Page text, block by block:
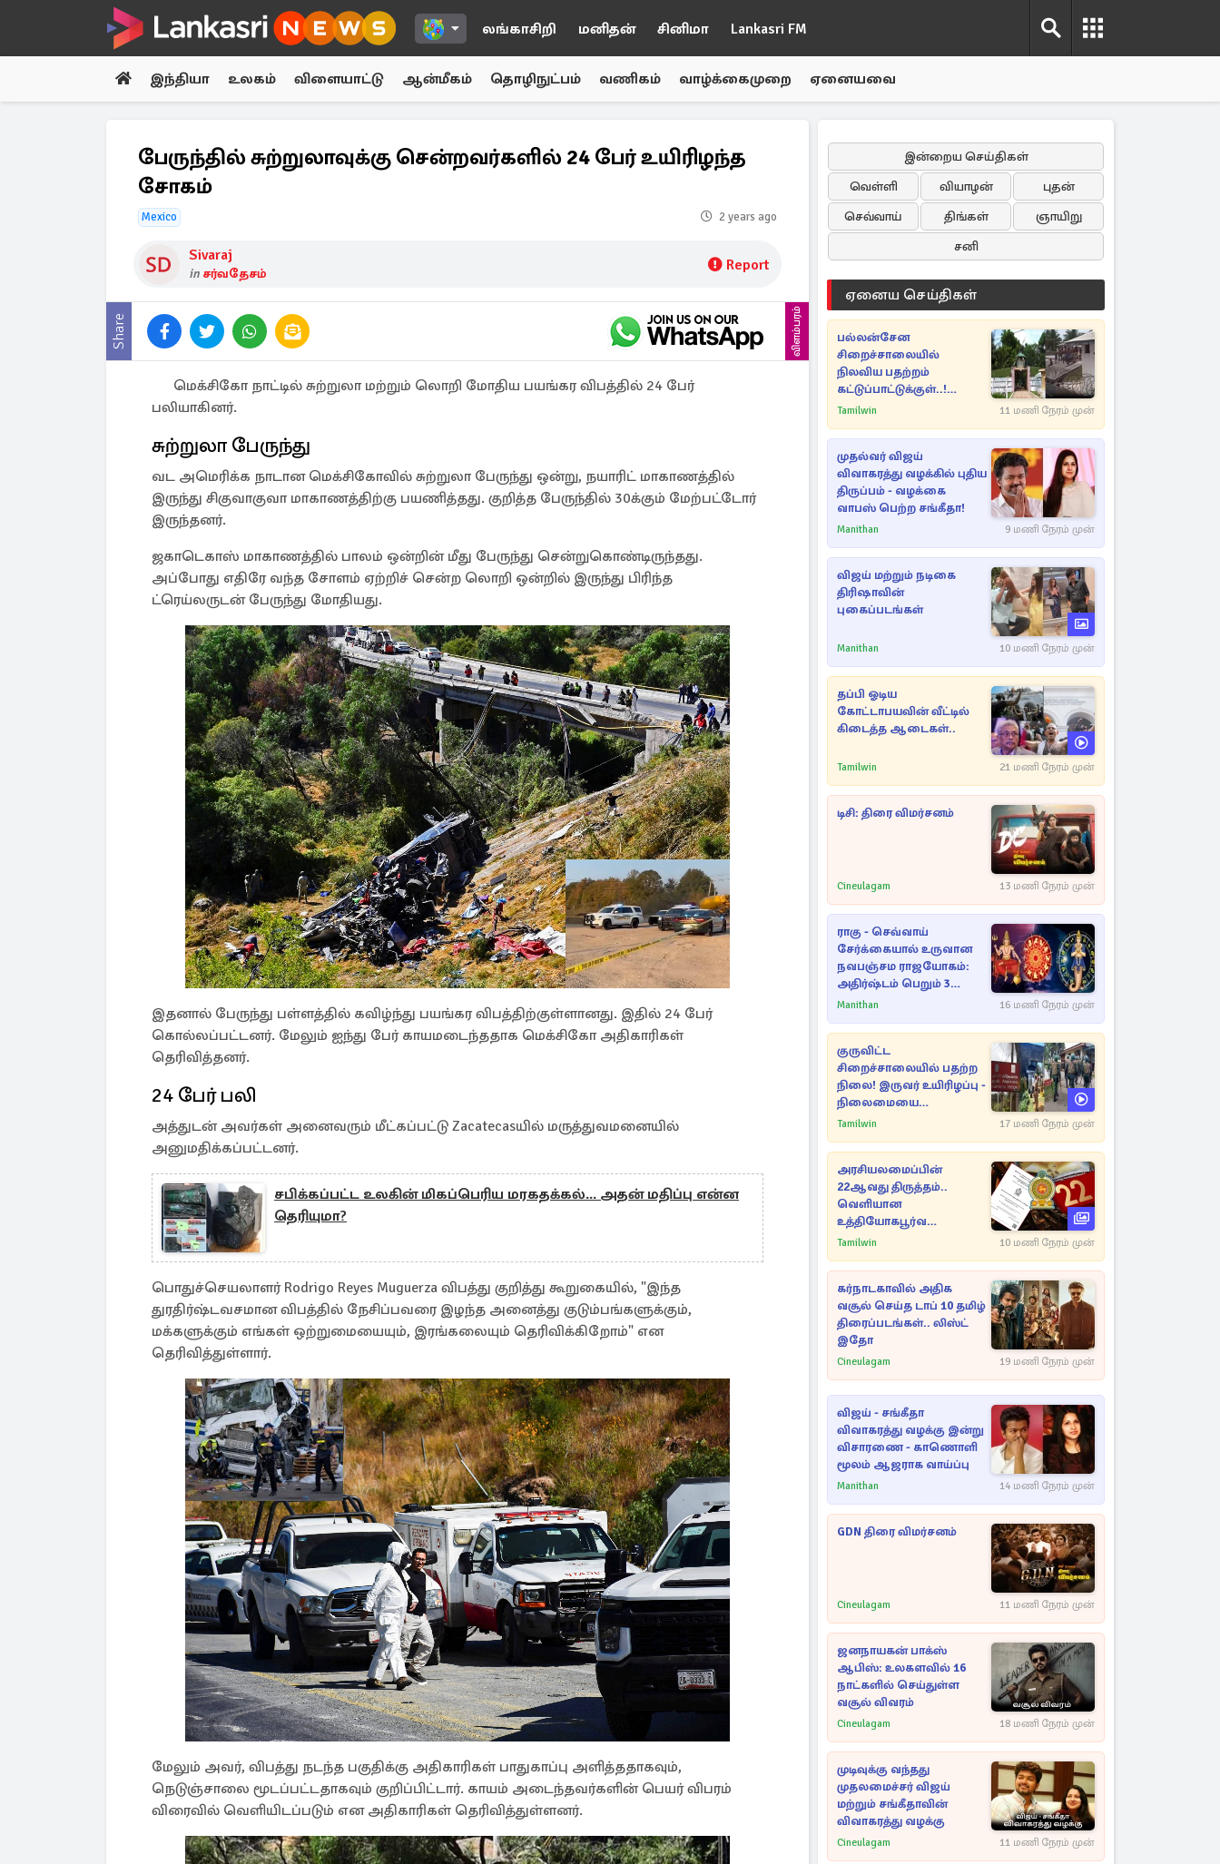
லங்காசிறி மனிதன் சினிமா Lankasri FM
இந்தியா உலகம் விளையாட்டு ஆன்மீகம் தொழிநுட்பம் வணிகம் வாழ்க்கைமுறை ஏனையவை
பேருந்தில் சுற்றுலாவுக்கு சென்றவர்களில் 24 பேர் உயிரிழந்த
சோகம்
Mexico 2 years ago
Sivaraj
in சர்வதேசம் Report
Share விளம்பரம்
மெக்சிகோ நாட்டில் சுற்றுலா மற்றும் லொறி மோதிய பயங்கர விபத்தில் 24 பேர்
பலியாகினர்.
சுற்றுலா பேருந்து
வட அமெரிக்க நாடான மெக்சிகோவில் சுற்றுலா பேருந்து ஒன்று, நயாரிட் மாகாணத்தில்
இருந்து சிகுவாகுவா மாகாணத்திற்கு பயணித்தது. குறித்த பேருந்தில் 30க்கும் மேற்பட்டோர்
இருந்தனர்.
ஜகாடெகாஸ் மாகாணத்தில் பாலம் ஒன்றின் மீது பேருந்து சென்றுகொண்டிருந்தது.
அப்போது எதிரே வந்த சோளம் ஏற்றிச் சென்ற லொறி ஒன்றில் இருந்து பிரிந்த
ட்ரெய்லருடன் பேருந்து மோதியது.
இதனால் பேருந்து பள்ளத்தில் கவிழ்ந்து பயங்கர விபத்திற்குள்ளானது. இதில் 24 பேர்
கொல்லப்பட்டனர். மேலும் ஐந்து பேர் காயமடைந்ததாக மெக்சிகோ அதிகாரிகள்
தெரிவித்தனர்.
24 பேர் பலி
அத்துடன் அவர்கள் அனைவரும் மீட்கப்பட்டு Zacatecasயில் மருத்துவமனையில்
அனுமதிக்கப்பட்டனர்.
சபிக்கப்பட்ட உலகின் மிகப்பெரிய மரகதக்கல்... அதன் மதிப்பு என்ன
தெரியுமா?
பொதுச்செயலாளர் Rodrigo Reyes Muguerza விபத்து குறித்து கூறுகையில், "இந்த
துரதிர்ஷ்டவசமான விபத்தில் நேசிப்பவரை இழந்த அனைத்து குடும்பங்களுக்கும்,
மக்களுக்கும் எங்கள் ஒற்றுமையையும், இரங்கலையும் தெரிவிக்கிறோம்" என
தெரிவித்துள்ளார்.
மேலும் அவர், விபத்து நடந்த பகுதிக்கு அதிகாரிகள் பாதுகாப்பு அளித்ததாகவும்,
நெடுஞ்சாலை மூடப்பட்டதாகவும் குறிப்பிட்டார். காயம் அடைந்தவர்களின் பெயர் விபரம்
விரைவில் வெளியிடப்படும் என அதிகாரிகள் தெரிவித்துள்ளனர்.
இன்றைய செய்திகள்
வெள்ளி
வியாழன்
புதன்
செவ்வாய்
திங்கள்
ஞாயிறு
சனி
ஏனைய செய்திகள்
பல்லன்சேன
சிறைச்சாலையில்
நிலவிய பதற்றம்
கட்டுப்பாட்டுக்குள்..!
அதிரடியாக களமிறங்கிய
Tamilwin 11 மணி நேரம் முன்
முதல்வர் விஜய்
விவாகரத்து வழக்கில் புதிய
திருப்பம் - வழக்கை
வாபஸ் பெற்ற சங்கீதா!
Manithan 9 மணி நேரம் முன்
விஜய் மற்றும் நடிகை
திரிஷாவின்
புகைப்படங்கள்
Manithan 10 மணி நேரம் முன்
தப்பி ஓடிய
கோட்டாபயவின் வீட்டில்
கிடைத்த ஆடைகள்..
Tamilwin 21 மணி நேரம் முன்
டிசி: திரை விமர்சனம்
Cineulagam 13 மணி நேரம் முன்
ராகு - செவ்வாய்
சேர்க்கையால் உருவான
நவபஞ்சம ராஜயோகம்:
அதிர்ஷ்டம் பெறும் 3
ராசிகள்!
Manithan 16 மணி நேரம் முன்
குருவிட்ட
சிறைச்சாலையில் பதற்ற
நிலை! இருவர் உயிரிழப்பு -
நிலைமையை
கட்டுப்படுத்த பொலிஸார்
Tamilwin 17 மணி நேரம் முன்
அரசியலமைப்பின்
22ஆவது திருத்தம்..
வெளியான
உத்தியோகபூர்வ
அறிவிப்பு!
Tamilwin 10 மணி நேரம் முன்
கர்நாடகாவில் அதிக
வசூல் செய்த டாப் 10 தமிழ்
திரைப்படங்கள்.. லிஸ்ட்
இதோ
Cineulagam 19 மணி நேரம் முன்
விஜய் - சங்கீதா
விவாகரத்து வழக்கு இன்று
விசாரணை - காணொளி
மூலம் ஆஜராக வாய்ப்பு
Manithan 14 மணி நேரம் முன்
GDN திரை விமர்சனம்
Cineulagam 11 மணி நேரம் முன்
ஜனநாயகன் பாக்ஸ்
ஆபிஸ்: உலகளவில் 16
நாட்களில் செய்துள்ள
வசூல் விவரம்
Cineulagam 18 மணி நேரம் முன்
முடிவுக்கு வந்தது
முதலமைச்சர் விஜய்
மற்றும் சங்கீதாவின்
விவாகரத்து வழக்கு
Cineulagam 11 மணி நேரம் முன்